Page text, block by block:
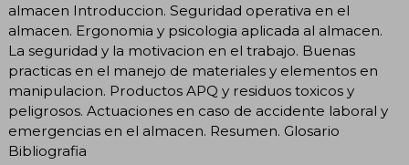
almacen Introduccion. Seguridad operativa en el
almacen. Ergonomia y psicologia aplicada al almacen.
La seguridad y la motivacion en el trabajo. Buenas
practicas en el manejo de materiales y elementos en
manipulacion. Productos APQ y residuos toxicos y
peligrosos. Actuaciones en caso de accidente laboral y
emergencias en el almacen. Resumen. Glosario
Bibliografia